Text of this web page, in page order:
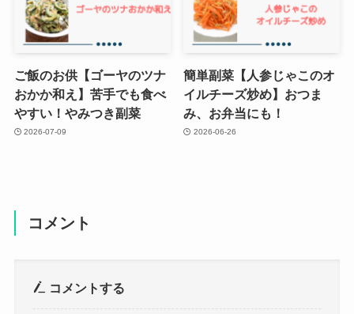
ご飯のお供【ゴーヤのツナ
おかか和え】苦手でも食べ
やすい！やみつき副菜
2026-07-09
簡単副菜【人参じゃこのオ
イルチーズ炒め】おつま
み、お弁当にも！
2026-06-26
コメント
コメントする